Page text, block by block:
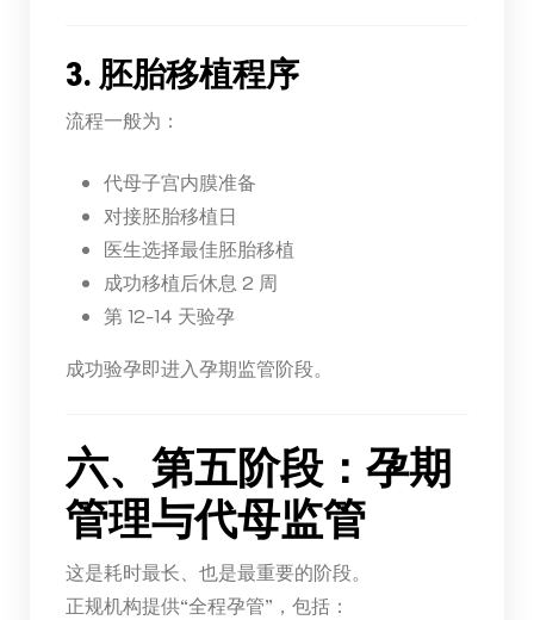
3. 胚胎移植程序
流程一般为：
代母子宫内膜准备
对接胚胎移植日
医生选择最佳胚胎移植
成功移植后休息 2 周
第 12-14 天验孕
成功验孕即进入孕期监管阶段。
六、第五阶段：孕期
管理与代母监管
这是耗时最长、也是最重要的阶段。
正规机构提供“全程孕管”，包括：